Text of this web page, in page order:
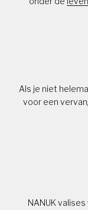
Als je niet
voor een
NANUK